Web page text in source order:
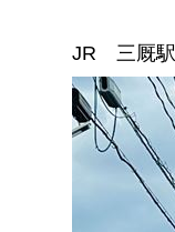
JR 三厩駅